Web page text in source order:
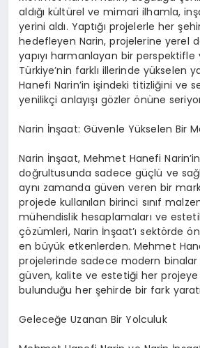
aldığı kültürel ve mimari ilhamla,
yerini aldı. Yaptığı projelerle her
hedefleyen Narin, projelerine yerel
yapıyı harmanlayan bir perspektifle
Türkiye’nin farklı illerinde yükselen
Hanefi Narin’in işindeki titizliğini ve
yenilikçi anlayışı gözler önüne
Narin İnşaat: Güvenle Yükselen Bir
Narin İnşaat, Mehmet Hanefi
doğrultusunda sadece güçlü ve
aynı zamanda güven veren bir
projede kullanılan birinci sınıf
mühendislik hesaplamaları ve
çözümleri, Narin İnşaat’ı sektörde
en büyük etkenlerden. Mehmet
projelerinde sadece modern
güven, kalite ve estetiği her projeye
bulunduğu her şehirde bir fark
Geleceğe Uzanan Bir Yolculuk